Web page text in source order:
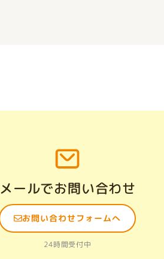
メールでお問い合わせ
お問い合わせフォームへ
24時間受付中